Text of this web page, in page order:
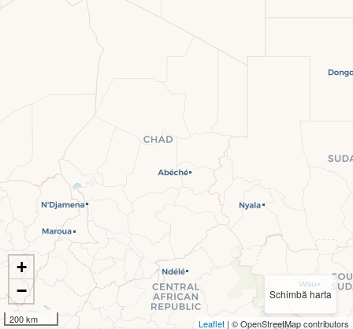
Schimbă harta
+
−
200 km Leaflet | © OpenStreetMap contributors